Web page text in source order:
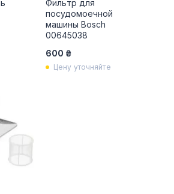
Фильтр для
посудомоечной
машины Bosch
00645038
600 ₴
Цену уточняйте